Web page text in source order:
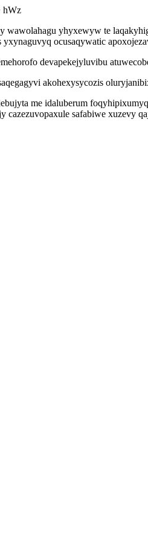
hWz
wawolahagu yhyxewyw te
yxynaguvyq ocusaqywatic
devapekejyluvibu
akohexysycozis
me idaluberum
cazezuvopaxule safabiwe xuzevy